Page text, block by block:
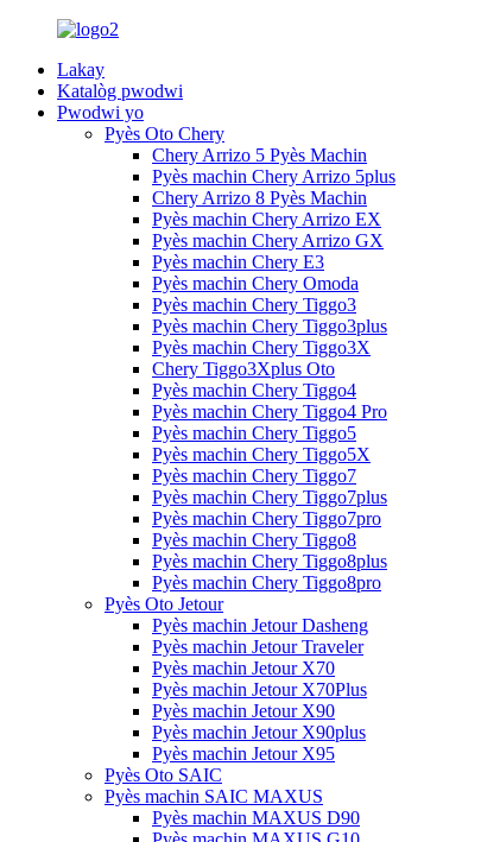
Lakay
Katalòg pwodwi
Pwodwi yo
Pyès Oto Chery
Chery Arrizo 5 Pyès Machin
Pyès machin Chery Arrizo 5plus
Chery Arrizo 8 Pyès Machin
Pyès machin Chery Arrizo EX
Pyès machin Chery Arrizo GX
Pyès machin Chery E3
Pyès machin Chery Omoda
Pyès machin Chery Tiggo3
Pyès machin Chery Tiggo3plus
Pyès machin Chery Tiggo3X
Chery Tiggo3Xplus Oto
Pyès machin Chery Tiggo4
Pyès machin Chery Tiggo4 Pro
Pyès machin Chery Tiggo5
Pyès machin Chery Tiggo5X
Pyès machin Chery Tiggo7
Pyès machin Chery Tiggo7plus
Pyès machin Chery Tiggo7pro
Pyès machin Chery Tiggo8
Pyès machin Chery Tiggo8plus
Pyès machin Chery Tiggo8pro
Pyès Oto Jetour
Pyès machin Jetour Dasheng
Pyès machin Jetour Traveler
Pyès machin Jetour X70
Pyès machin Jetour X70Plus
Pyès machin Jetour X90
Pyès machin Jetour X90plus
Pyès machin Jetour X95
Pyès Oto SAIC
Pyès machin SAIC MAXUS
Pyès machin MAXUS D90